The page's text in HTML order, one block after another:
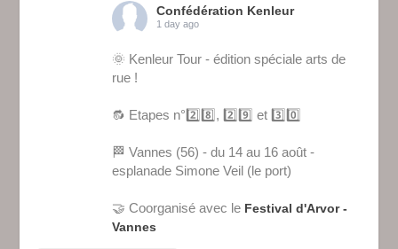
Confédération Kenleur
1 day ago
🌞 Kenleur Tour - édition spéciale arts de
rue !
🔂 Etapes n°2️⃣8️⃣, 2️⃣9️⃣ et 3️⃣0️⃣
🏁 Vannes (56) - du 14 au 16 août -
esplanade Simone Veil (le port)
🤝 Coorganisé avec le Festival d'Arvor -
Vannes